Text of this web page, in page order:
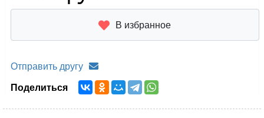
В избранное
Отправить другу
Поделиться